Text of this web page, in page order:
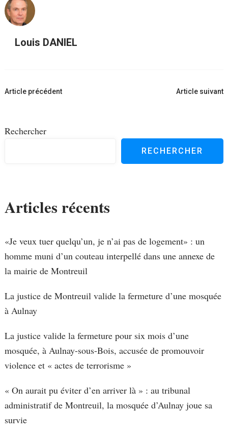
Louis DANIEL
Navigation
Article précédent Article suivant
Rechercher
RECHERCHER
Articles récents
«Je veux tuer quelqu’un, je n’ai pas de logement» : un
homme muni d’un couteau interpellé dans une annexe de
la mairie de Montreuil
La justice de Montreuil valide la fermeture d’une mosquée
à Aulnay
La justice valide la fermeture pour six mois d’une
mosquée, à Aulnay-sous-Bois, accusée de promouvoir
violence et « actes de terrorisme »
« On aurait pu éviter d’en arriver là » : au tribunal
administratif de Montreuil, la mosquée d’Aulnay joue sa
survie